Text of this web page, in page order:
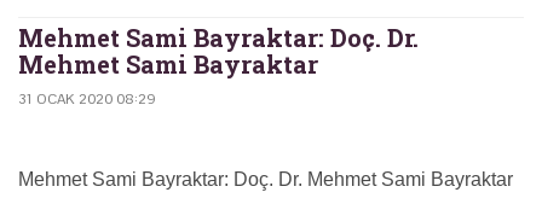
Mehmet Sami Bayraktar: Doç. Dr.
Mehmet Sami Bayraktar
31 OCAK 2020 08:29
Mehmet Sami Bayraktar: Doç. Dr. Mehmet Sami Bayraktar